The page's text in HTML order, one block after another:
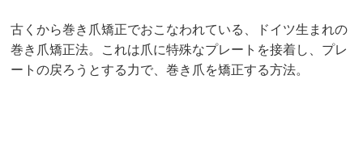
古くから巻き爪矯正でおこなわれている、ドイツ生まれの
巻き爪矯正法。これは爪に特殊なプレートを接着し、プレ
ートの戻ろうとする力で、巻き爪を矯正する方法。